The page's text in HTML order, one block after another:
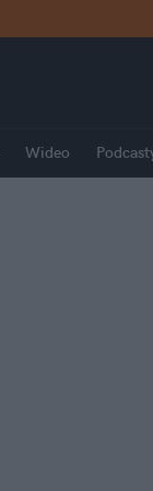
Wideo